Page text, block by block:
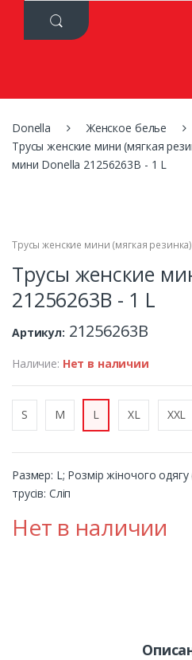
h
:
Donella
Женское белье
Трусы женские мини (мягкая
мини Donella 21256263B - 1 L
Трусы женские мини (мягкая резинка)
Трусы женские
21256263B - 1 L
Артикул: 21256263B
Наличие: Нет в наличии
S M L XL XXL
Размер: L; Розмір жіночого одягу
трусів: Сліп
Нет в наличии